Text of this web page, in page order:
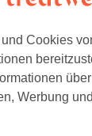
Cookies
Werbung